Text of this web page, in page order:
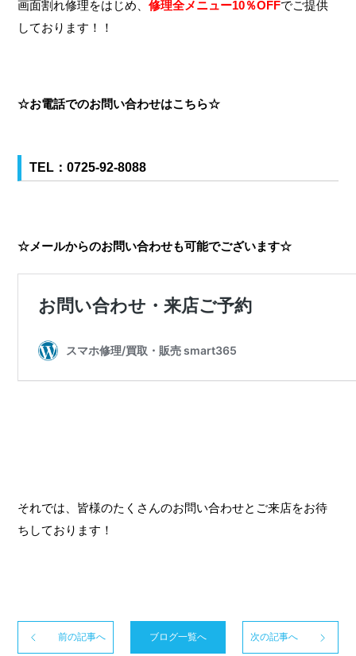
画面割れ修理をはじめ、修理全メニュー10％OFFでご提供
しております！！
☆お電話でのお問い合わせはこちら☆
TEL：0725-92-8088
☆メールからのお問い合わせも可能でございます☆
それでは、皆様のたくさんのお問い合わせとご来店をお待
ちしております！
前の記事へ ブログ一覧へ 次の記事へ